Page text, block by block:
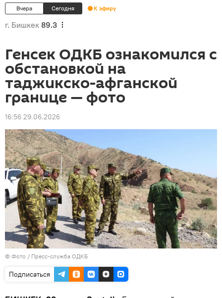
Вчера Сегодня К эфиру
г. Бишкек 89.3
Генсек ОДКБ ознакомился с
обстановкой на
таджикско-афганской
границе — фото
16:56 29.06.2026
© Фото / Пресс-служба ОДКБ
Подписаться